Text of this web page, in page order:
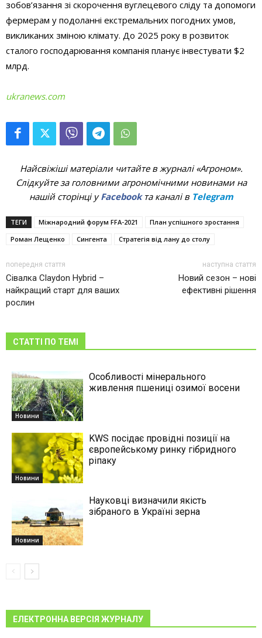
зобов’язання зі скорочення вуглецевого сліду та допомоги
фермерам у подоланні екстремальних погодних умов,
викликаних зміною клімату. До 2025 року в розвиток
сталого господарювання компанія планує інвестувати $2
млрд.
ukranews.com
Найсвіжіші матеріали читайте в журналі «Агроном».
Слідкуйте за головними агрономічними новинами на
нашій сторінці уFacebookта каналі в Telegram
ТЕГИ Міжнародний форум FFA-2021
План успішного зростання
Роман Лещенко
Сингента Стратегія від лану до столу
попередня стаття
Сівалка Claydon Hybrid –
найкращий старт для ваших
рослин
наступна стаття
Новий сезон – нові
ефективні рішення
СТАТТІ ПО ТЕМІ
Новини
Особливості мінерального
живлення пшениці озимої восени
Новини
KWS посідає провідні позиції на
європейському ринку гібридного
ріпаку
Новини
Науковці визначили якість
зібраного в Україні зерна
ЕЛЕКТРОННА ВЕРСІЯ ЖУРНАЛУ